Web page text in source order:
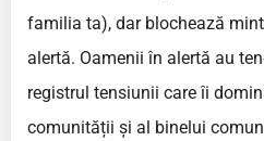
familia ta), dar blochează
alertă. Oamenii în alertă au
registrul tensiunii care îi
comunității și al binelui